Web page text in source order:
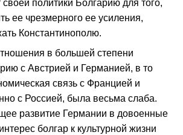
политики Болгарию для того,
ее чрезмерного ее усиления,
Константинополю.
в большей степени
с Австрией и Германией, в то
связь с Францией и
с Рос­сией, была весьма слаба.
разви­тие Германии в довоенные
болгар к культурной жизни